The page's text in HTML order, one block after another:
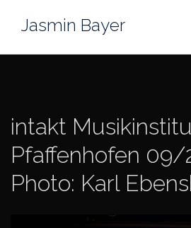
Jasmin Bayer
intakt
Pfaffenhofen 09/
Photo: Karl